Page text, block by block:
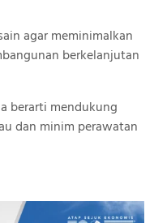
agar meminimalkan
berkelanjutan
berarti mendukung
dan minim perawatan